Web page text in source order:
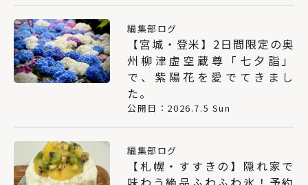
編集部ログ
【宮城・登米】2日間限定の奥
州柳津虚空蔵尊「七夕詣」
で、紫陽花を愛でてきまし
た。
公開日：2026.7.5 Sun
編集部ログ
【札幌・すすきの】隠れ家で